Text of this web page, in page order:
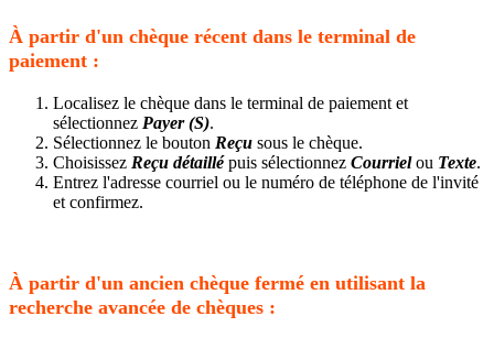
À partir d'un chèque récent dans le terminal de
paiement :
Localisez le chèque dans le terminal de paiement et
sélectionnez Payer (S).
Sélectionnez le bouton Reçu sous le chèque.
Choisissez Reçu détaillépuis sélectionnez Courrielou Texte.
Entrez l'adresse courriel ou le numéro de téléphone de l'invité
et confirmez.
À partir d'un ancien chèque fermé en utilisant la
recherche avancée de chèques :